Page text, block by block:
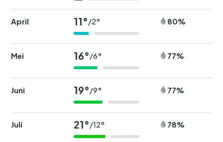
April 11°/2° 80%
Mei 16°/6° 77%
Juni 19°/9° 77%
Juli 21°/12° 78%